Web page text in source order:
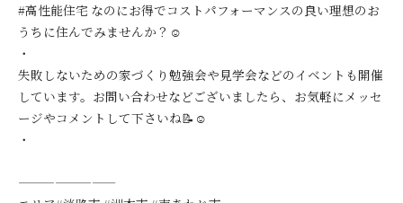
#高性能住宅 なのにお得でコストパフォーマンスの良い理想のお
うちに住んでみませんか？☺️
・
失敗しないための家づくり勉強会や見学会などのイベントも開催
しています。お問い合わせなどございましたら、お気軽にメッセ
ージやコメントして下さいね📝☺️
・
————————